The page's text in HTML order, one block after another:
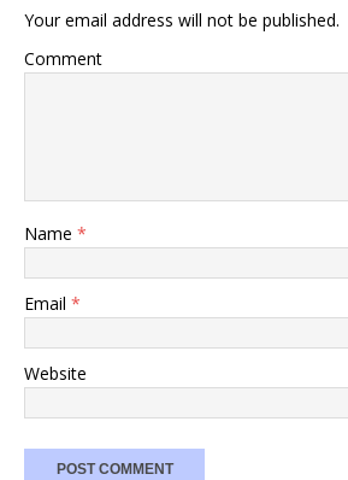
Your email address will not be published.
Comment
Name *
Email *
Website